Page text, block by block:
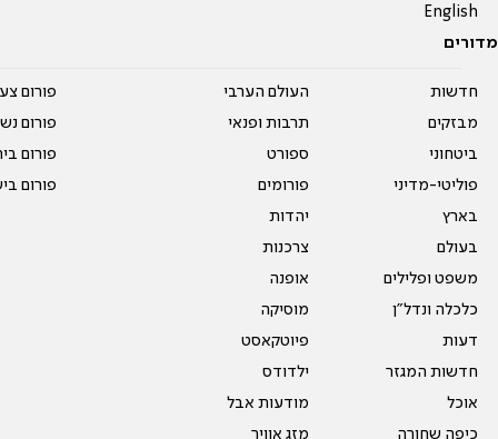
English
מדורים
חדשות
מבזקים
ביטחוני
פוליטי-מדיני
בארץ
בעולם
משפט ופלילים
כלכלה ונדל"ן
דעות
חדשות המגזר
אוכל
כיפה שחורה
העולם הערבי
תרבות ופנאי
ספורט
פורומים
יהדות
צרכנות
אופנה
מוסיקה
פיוטקאסט
ילדודס
מודעות אבל
מזג אוויר
פורום
פורום
פורום
פורום